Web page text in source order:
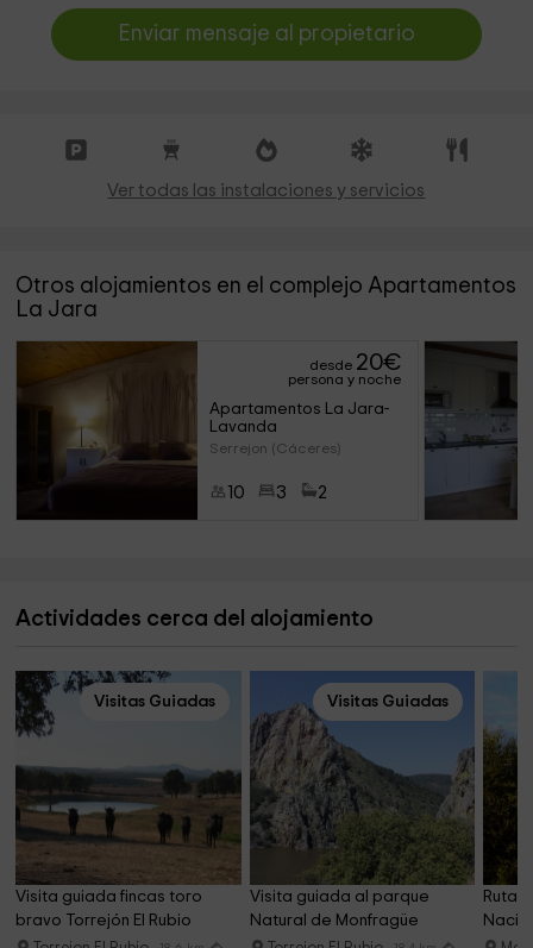
Enviar mensaje al propietario
Ver todas las instalaciones y servicios
Otros alojamientos en el complejo Apartamentos
La Jara
desde 20€
persona y noche
Apartamentos La Jara-
Lavanda
Serrejon (Cáceres)
10 3 2
Actividades cerca del alojamiento
Visitas Guiadas
Visita guiada fincas toro
bravo Torrejón El Rubio
Visitas Guiadas
Visita guiada al parque
Natural de Monfragüe
Ruta